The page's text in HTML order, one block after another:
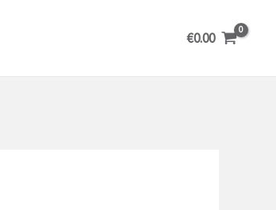
€0.00